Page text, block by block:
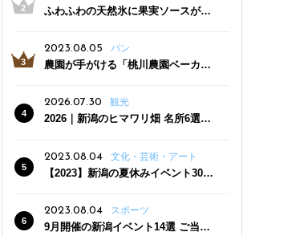
ふわふわの天然氷に果実ソースがた
三条駅近くにオープン
2023.08.05 パン
農園が手がける「桃川農園ベーカリ
った焼きたてパンのほか、ジェラー
トやスムージーも
2026.07.30 観光
2026｜新潟のヒマワリ畑 名所6選
2023.08.04
文化・芸術・アート
【2023】新潟の夏休みイベント30
2023.08.04
スポーツ
9月開催の新潟イベント14選 ご当地